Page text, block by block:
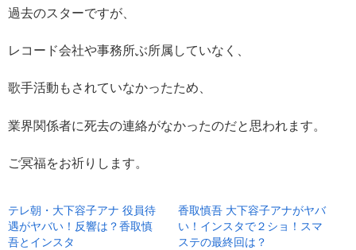
過去のスターですが、
レコード会社や事務所ぶ所属していなく、
歌手活動もされていなかったため、
業界関係者に死去の連絡がなかったのだと思われます。
ご冥福をお祈りします。
テレ朝・大下容子アナ 役員待
遇がヤバい！反響は？香取慎
吾とインスタ
香取慎吾 大下容子アナがヤバ
い！インスタで２ショ！スマ
ステの最終回は？